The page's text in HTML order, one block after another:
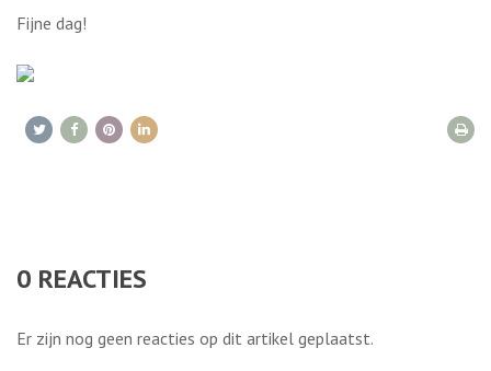
Fijne dag!
0 REACTIES
Er zijn nog geen reacties op dit artikel geplaatst.